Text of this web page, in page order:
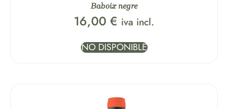
Baboix negre
16,00 € iva incl.
NO DISPONIBLE